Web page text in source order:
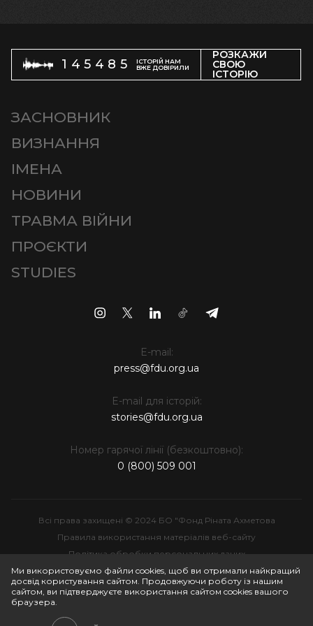
145485
ІСТОРІЙ НАМ
ВЖЕ ДОВІРИЛИ
РОЗКАЖИ
СВОЮ
ІСТОРІЮ
ЗАСНОВНИК
ВИЗНАННЯ
ІМЕНА
НОВИНИ
ТРАВМА ВІЙНИ
ПРОЄКТИ
STUDIES
E-mail:
press@fdu.org.ua
E-mail для історій:
stories@fdu.org.ua
Номер гарячої лінії (безкоштовно):
0 (800) 509 001
Всі права захищені © 2024 БО "Фонд Ріната Ахметова
Правила використання матеріалів веб-сайту
Політика обробки персональних даних
Інтелектуальна власність
Ми використовуємо файли cookies, щоб ви отримали найкращий
досвід користування сайтом. Продовжуючи роботу із нашим
сайтом, ви підтверджуєте використання сайтом cookies вашого
браузера.